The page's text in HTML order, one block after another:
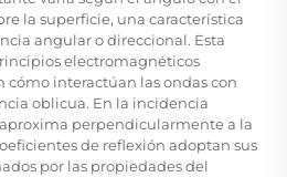
la superficie, una característica
angular o direccional. Esta
electromagnéticos
interactúan las ondas con
oblicua. En la incidencia
perpendicularmente a la
de reflexión adoptan sus
por las propiedades del